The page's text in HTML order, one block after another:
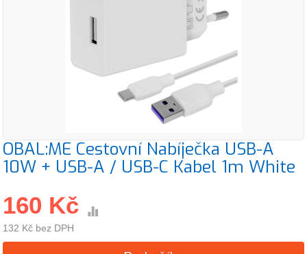
OBAL:ME Cestovní Nabíječka USB-A
10W + USB-A / USB-C Kabel 1m White
160 Kč
132 Kč bez DPH